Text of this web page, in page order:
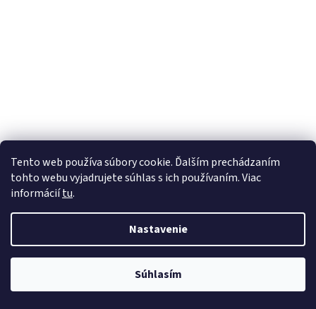
Tento web používa súbory cookie. Ďalším prechádzaním
tohto webu vyjadrujete súhlas s ich používaním. Viac
informáciítu.
Nastavenie
Súhlasím